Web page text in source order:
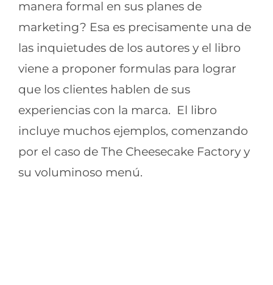
manera formal en sus planes de
marketing? Esa es precisamente una de
las inquietudes de los autores y el libro
viene a proponer formulas para lograr
que los clientes hablen de sus
experiencias con la marca. El libro
incluye muchos ejemplos, comenzando
por el caso de The Cheesecake Factory y
su voluminoso menú.